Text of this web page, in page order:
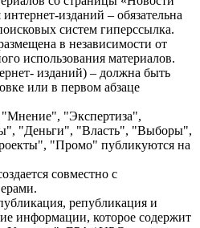
изданий – обязательна
систем гиперссылка.
в независимости от
использования материалов.
изданий) – должна быть
или в первом абзаце
"Экспертиза",
"Деньги", "Власть", "Выборы",
"Промо" публикуются на
совместно с
републикация и
информации, которое содержит